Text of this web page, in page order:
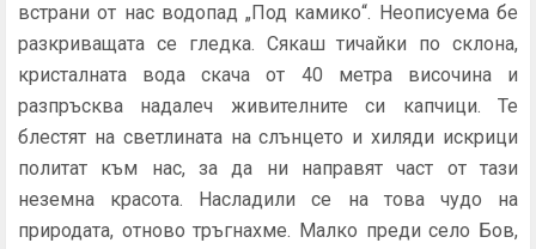
встрани от нас водопад „Под камико“. Неописуема бе
разкриващата се гледка. Сякаш тичайки по склона,
кристалната вода скача от 40 метра височина и
разпръсква надалеч живителните си капчици. Те
блестят на светлината на слънцето и хиляди искрици
политат към нас, за да ни направят част от тази
неземна красота. Насладили се на това чудо на
природата, отново тръгнахме. Малко преди село Бов,